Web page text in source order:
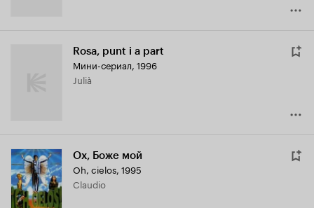
Rosa, punt i a part
Мини-сериал, 1996
Julià
Ох, Боже мой
Oh, cielos, 1995
Claudio